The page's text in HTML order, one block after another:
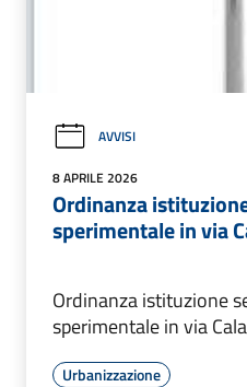
AVVISI
8 APRILE 2026
Ordinanza
sperimentale in via
Ordinanza istituzione
sperimentale in via
Urbanizzazione